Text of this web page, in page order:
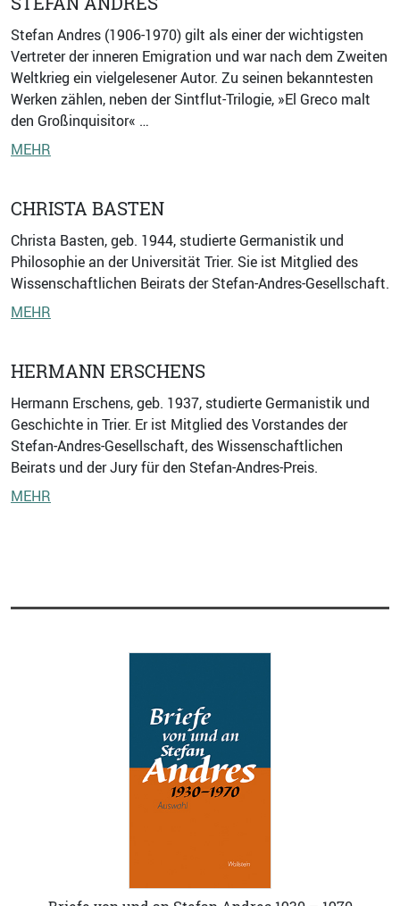
Stefan Andres (1906-1970) gilt als einer der wichtigsten
Vertreter der inneren Emigration und war nach dem Zweiten
Weltkrieg ein vielgelesener Autor. Zu seinen bekanntesten
Werken zählen, neben der Sintflut-Trilogie, »El Greco malt
den Großinquisitor« …
MEHR
CHRISTA BASTEN
Christa Basten, geb. 1944, studierte Germanistik und
Philosophie an der Universität Trier. Sie ist Mitglied des
Wissenschaftlichen Beirats der Stefan-Andres-Gesellschaft.
MEHR
HERMANN ERSCHENS
Hermann Erschens, geb. 1937, studierte Germanistik und
Geschichte in Trier. Er ist Mitglied des Vorstandes der
Stefan-Andres-Gesellschaft, des Wissenschaftlichen
Beirats und der Jury für den Stefan-Andres-Preis.
MEHR